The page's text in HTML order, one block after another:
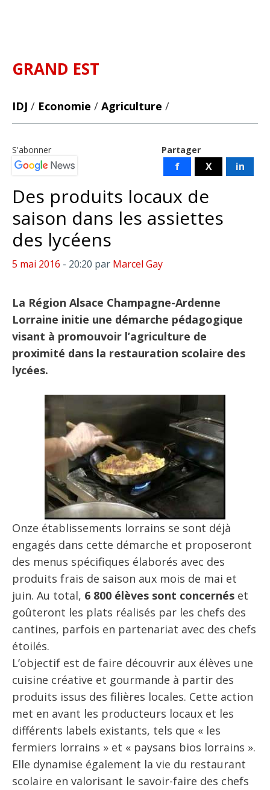
GRAND EST
IDJ / Economie / Agriculture /
Partager
f X in
S'abonner
Des produits locaux de
saison dans les assiettes
des lycéens
5 mai 2016 - 20:20 par Marcel Gay
La Région Alsace Champagne-Ardenne
Lorraine initie une démarche pédagogique
visant à promouvoir l’agriculture de
proximité dans la restauration scolaire des
lycées.
Onze établissements lorrains se sont déjà
engagés dans cette démarche et proposeront
des menus spécifiques élaborés avec des
produits frais de saison aux mois de mai et
juin. Au total, 6 800 élèves sont concernés et
goûteront les plats réalisés par les chefs des
cantines, parfois en partenariat avec des chefs
étoilés.
L’objectif est de faire découvrir aux élèves une
cuisine créative et gourmande à partir des
produits issus des filières locales. Cette action
met en avant les producteurs locaux et les
différents labels existants, tels que « les
fermiers lorrains » et « paysans bios lorrains ».
Elle dynamise également la vie du restaurant
scolaire en valorisant le savoir-faire des chefs